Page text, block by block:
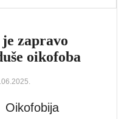
zapravo
oikofoba
Oikofobija